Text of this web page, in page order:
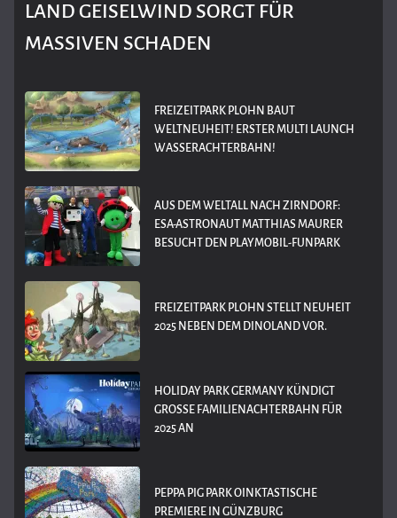
LAND GEISELWIND SORGT FÜR
MASSIVEN SCHADEN
FREIZEITPARK PLOHN BAUT
WELTNEUHEIT! ERSTER MULTI LAUNCH
WASSERACHTERBAHN!
AUS DEM WELTALL NACH ZIRNDORF:
ESA-ASTRONAUT MATTHIAS MAURER
BESUCHT DEN PLAYMOBIL-FUNPARK
FREIZEITPARK PLOHN STELLT NEUHEIT
2025 NEBEN DEM DINOLAND VOR.
HOLIDAY PARK GERMANY KÜNDIGT
GROSSE FAMILIENACHTERBAHN FÜR 2
025 AN
PEPPA PIG PARK OINKTASTISCHE
PREMIERE IN GÜNZBURG